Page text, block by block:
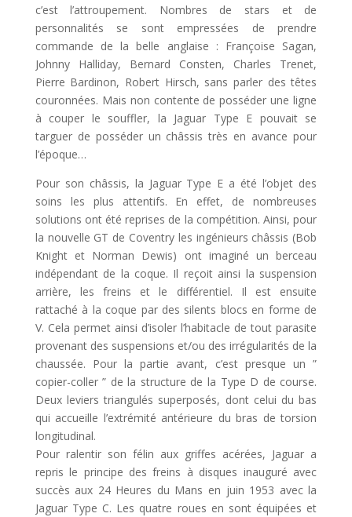
c’est l’attroupement. Nombres de stars et de
personnalités se sont empressées de prendre
commande de la belle anglaise : Françoise Sagan,
Johnny Halliday, Bernard Consten, Charles Trenet,
Pierre Bardinon, Robert Hirsch, sans parler des têtes
couronnées. Mais non contente de posséder une ligne
à couper le souffler, la Jaguar Type E pouvait se
targuer de posséder un châssis très en avance pour
l’époque…
Pour son châssis, la Jaguar Type E a été l’objet des
soins les plus attentifs. En effet, de nombreuses
solutions ont été reprises de la compétition. Ainsi, pour
la nouvelle GT de Coventry les ingénieurs châssis (Bob
Knight et Norman Dewis) ont imaginé un berceau
indépendant de la coque. Il reçoit ainsi la suspension
arrière, les freins et le différentiel. Il est ensuite
rattaché à la coque par des silents blocs en forme de
V. Cela permet ainsi d’isoler l’habitacle de tout parasite
provenant des suspensions et/ou des irrégularités de la
chaussée. Pour la partie avant, c’est presque un ”
copier-coller ” de la structure de la Type D de course.
Deux leviers triangulés superposés, dont celui du bas
qui accueille l’extrémité antérieure du bras de torsion
longitudinal.
Pour ralentir son félin aux griffes acérées, Jaguar a
repris le principe des freins à disques inauguré avec
succès aux 24 Heures du Mans en juin 1953 avec la
Jaguar Type C. Les quatre roues en sont équipées et